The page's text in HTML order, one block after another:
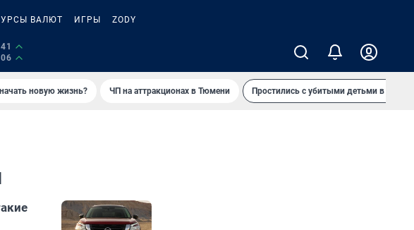
ВАЛЮТ ИГРЫ ZODY
начать новую жизнь? ЧП на аттракционах в Тюмени Простились с убитыми детьми в